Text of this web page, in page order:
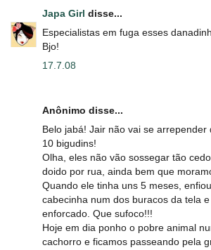
Japa Girl disse...
Especialistas em fuga esses
Bjo!
17.7.08
Anônimo disse...
Belo jabá! Jair não vai se
10 bigudins!
Olha, eles não vão sossegar tão
doido por rua, ainda bem que
Quando ele tinha uns 5 meses,
cabecinha num dos buracos da tela
enforcado. Que sufoco!!!
Hoje em dia ponho o pobre animal
cachorro e ficamos passeando pela